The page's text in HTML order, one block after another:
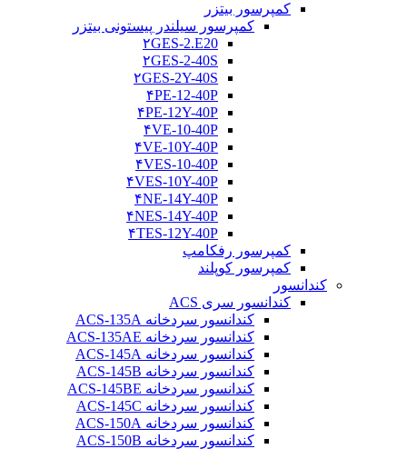
کمپرسور بیتزر
کمپرسور سیلندر پیستونی بیتزر
۲GES-2.E20
۲GES-2-40S
۲GES-2Y-40S
۴PE-12-40P
۴PE-12Y-40P
۴VE-10-40P
۴VE-10Y-40P
۴VES-10-40P
۴VES-10Y-40P
۴NE-14Y-40P
۴NES-14Y-40P
۴TES-12Y-40P
کمپرسور رفکامپ
کمپرسور کوپلند
کندانسور
کندانسور سری ACS
کندانسور سردخانه ACS-135A
کندانسور سردخانه ACS-135AE
کندانسور سردخانه ACS-145A
کندانسور سردخانه ACS-145B
کندانسور سردخانه ACS-145BE
کندانسور سردخانه ACS-145C
کندانسور سردخانه ACS-150A
کندانسور سردخانه ACS-150B